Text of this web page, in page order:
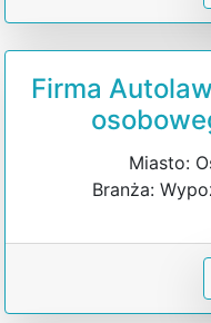
Firma
Miasto:
Branża: